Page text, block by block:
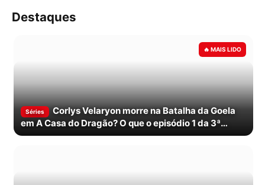
Destaques
Séries
Corlys Velaryon morre na Batalha da Goela
em A Casa do Dragão? O que o episódio 1 da 3ª
temporada mostra